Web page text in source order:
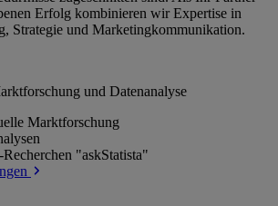
Erfolg kombinieren wir Expertise in
Strategie und Marketingkommunikation.
und Datenanalyse
Marktforschung
"askStatista"